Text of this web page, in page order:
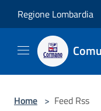
Regione Lombardia
Home > Feed Rss